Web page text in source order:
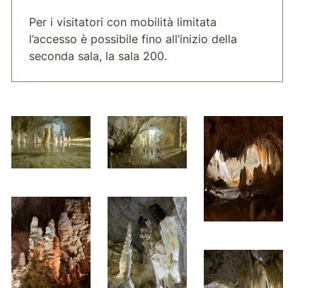
Per i visitatori con mobilità limitata
l’accesso è possibile fino all’inizio della
seconda sala, la sala 200.